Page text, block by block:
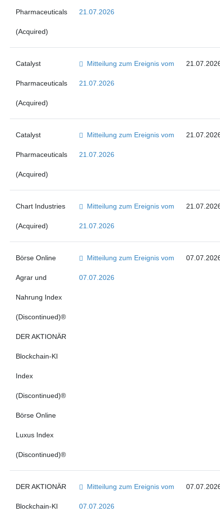
Pharmaceuticals
(Acquired)
21.07.2026
Catalyst
Pharmaceuticals
(Acquired)
Mitteilung zum Ereignis vom
21.07.2026
Catalyst
Pharmaceuticals
(Acquired)
Mitteilung zum Ereignis vom
21.07.2026
Chart Industries
(Acquired)
Mitteilung zum Ereignis vom
21.07.2026
Börse Online
Agrar und
Nahrung Index
(Discontinued)®
DER AKTIONÄR
Blockchain-KI
Index
(Discontinued)®
Börse Online
Luxus Index
(Discontinued)®
Mitteilung zum Ereignis vom
07.07.2026
DER AKTIONÄR
Blockchain-KI
Mitteilung zum Ereignis vom
07.07.2026